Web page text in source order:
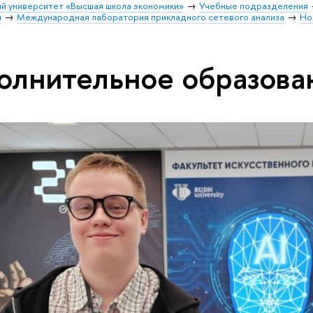
университет «Высшая школа экономики»
Учебные подразделения
Международная лаборатория прикладного сетевого анализа